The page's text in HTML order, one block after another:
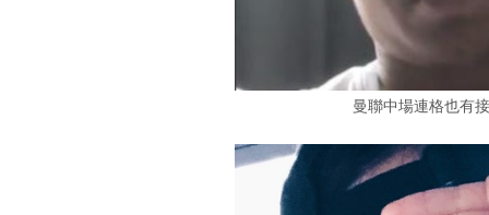
曼聯中場連格也有